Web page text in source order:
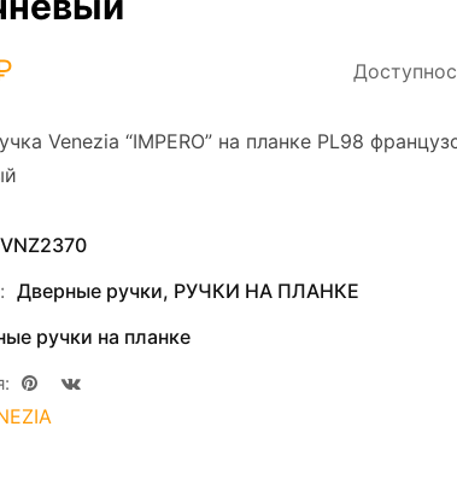
Venezia “IMPERO” на планке PL98
VNZ2370
Дверные ручки, РУЧКИ НА ПЛАНКЕ
ручки на планке